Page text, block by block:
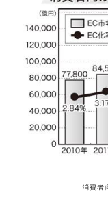
消費者